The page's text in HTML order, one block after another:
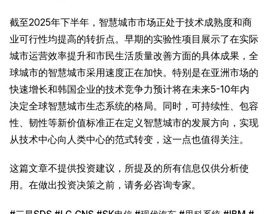
截至2025年下半年，智慧城市市场正处于技术成熟度和商
业可行性均提高的转折点。早期的实验性项目展示了在实际
城市运营效率提升和市民生活质量改善方面的具体成果，全
球城市的智慧城市采用速度正在加快。特别是在亚洲市场的
快速增长和韩国企业的技术竞争力预计将在未来5-10年内
决定全球智慧城市生态系统的格局。同时，可持续性、包容
性、韧性等新价值标准正在定义智慧城市的发展方向，实现
从技术中心向人类中心的范式转变，这一点也值得关注。
这篇文章不提供投资建议，所提及的所有信息仅供分析使
用。在做出投资决策之前，请务必咨询专家。